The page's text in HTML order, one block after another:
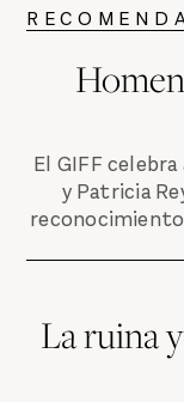
El GIFF
y Patricia
La ruina